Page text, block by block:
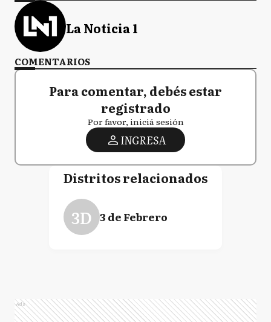
La Noticia 1
COMENTARIOS
Para comentar, debés estar
registrado
Por favor, iniciá sesión
INGRESA
Distritos relacionados
3D 3 de Febrero
Ads